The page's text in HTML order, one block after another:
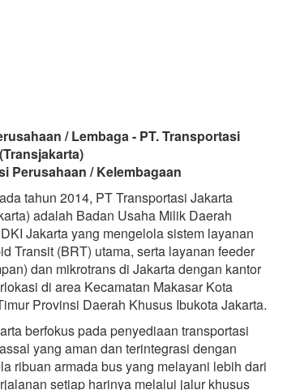
/ Lembaga - PT. Transportasi
Perusahaan / Kelembagaan
tahun 2014, PT Transportasi Jakarta
adalah Badan Usaha Milik Daerah
Jakarta yang mengelola sistem layanan
Transit (BRT) utama, serta layanan feeder
dan mikrotrans di Jakarta dengan kantor
di area Kecamatan Makasar Kota
Provinsi Daerah Khusus Ibukota Jakarta.
berfokus pada penyediaan transportasi
yang aman dan terintegrasi dengan
ribuan armada bus yang melayani lebih dari
setiap harinya melalui jalur khusus